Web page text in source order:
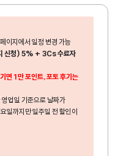
이지에서 일정 변경 가능
신청) 5% + 3Cs 수료자
면 1만 포인트, 포토 후기는
업일 기준으로 날짜가
일까지만 일주일 전 할인이